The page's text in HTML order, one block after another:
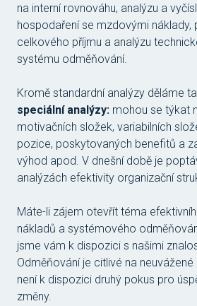
na interní rovnováhu, analýzu a
hospodaření se mzdovými náklady,
celkového příjmu a analýzu
systému odměňování.
Kromě standardní analýzy děláme
speciální analýzy: mohou se týkat
motivačních složek, variabilních
pozice, poskytovaných benefitů a
výhod apod. V dnešní době je
analýzách efektivity organizační
Máte-li zájem otevřít téma
nákladů a systémového
jsme vám k dispozici s našimi
Odměňování je citlivé na
není k dispozici druhý pokus pro
změny.